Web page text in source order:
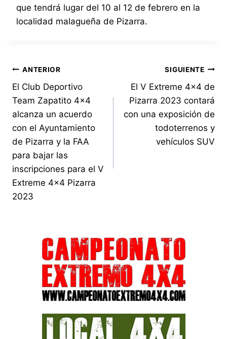
que tendrá lugar del 10 al 12 de febrero en la
localidad malagueña de Pizarra.
Navegación
de
entradas
ANTERIOR
El Club Deportivo
Team Zapatito 4×4
alcanza un acuerdo
con el Ayuntamiento
de Pizarra y la FAA
para bajar las
inscripciones para el V
Extreme 4×4 Pizarra
2023
SIGUIENTE
El V Extreme 4×4 de
Pizarra 2023 contará
con una exposición de
todoterrenos y
vehículos SUV